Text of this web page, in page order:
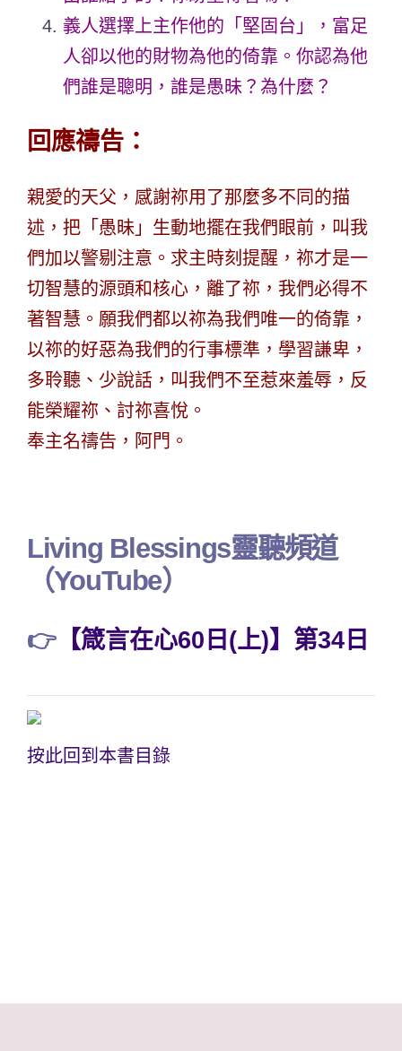
義人選擇上主作他的「堅固台」，富足
人卻以他的財物為他的倚靠。你認為他
們誰是聰明，誰是愚昧？為什麼？
回應禱告：
親愛的天父，感謝祢用了那麼多不同的描
述，把「愚昧」生動地擺在我們眼前，叫我
們加以警剔注意。求主時刻提醒，祢才是一
切智慧的源頭和核心，離了祢，我們必得不
著智慧。願我們都以祢為我們唯一的倚靠，
以祢的好惡為我們的行事標準，學習謙卑，
多聆聽、少說話，叫我們不至惹來羞辱，反
能榮耀祢、討祢喜悅。
奉主名禱告，阿門。
Living Blessings靈聽頻道
（YouTube）
👉【箴言在心60日(上)】第34日
按此回到本書目錄